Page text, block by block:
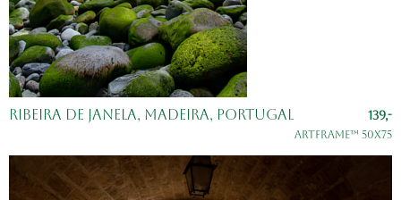
Ribeira de Janela, Madeira, Portugal 139,-
ArtFrame™ 50x75